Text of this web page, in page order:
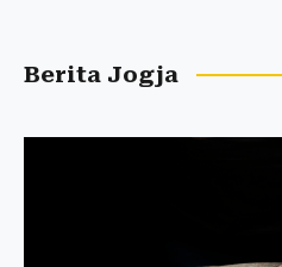
Berita Jogja